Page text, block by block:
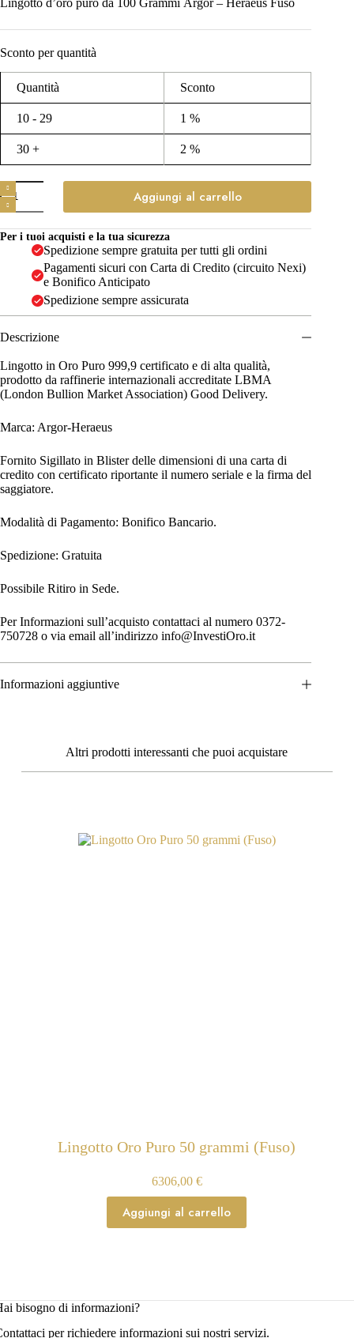
Sconto per quantità
Quantità Sconto
10 - 29 1 %
30 + 2 %
Lingotto
Oro
Puro
100
grammi
quantità
Aggiungi al carrello
Per i tuoi acquisti e la tua sicurezza
Spedizione sempre gratuita per tutti gli ordini
Pagamenti sicuri con Carta di Credito (circuito Nexi)
e Bonifico Anticipato
Spedizione sempre assicurata
Descrizione
Lingotto in Oro Puro 999,9 certificato e di alta qualità,
prodotto da raffinerie internazionali accreditate LBMA
(London Bullion Market Association) Good Delivery.
Marca: Argor-Heraeus
Fornito Sigillato in Blister delle dimensioni di una carta di
credito con certificato riportante il numero seriale e la firma del
saggiatore.
Modalità di Pagamento: Bonifico Bancario.
Spedizione: Gratuita
Possibile Ritiro in Sede.
Per Informazioni sull’acquisto contattaci al numero 0372-
750728 o via email all’indirizzo info@InvestiOro.it
Informazioni aggiuntive
Altri prodotti interessanti che puoi acquistare
Lingotto Oro Puro 50 grammi (Fuso)
6306,00 €
Aggiungi al carrello
bisogno di informazioni?
per richiedere informazioni sui nostri servizi.